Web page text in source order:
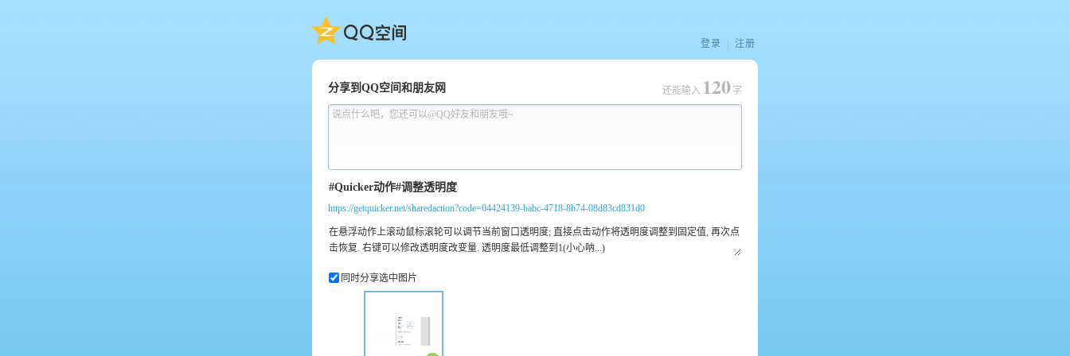
QQ空间
登录 注册
分享到QQ空间和朋友网
说点什么吧，您还可以@QQ好友和朋友哦~
还能输入 120 字
https://getquicker.net/sharedaction?code=04424139-babc-4718-8b74-08d83cd831d0
同时分享选中图片